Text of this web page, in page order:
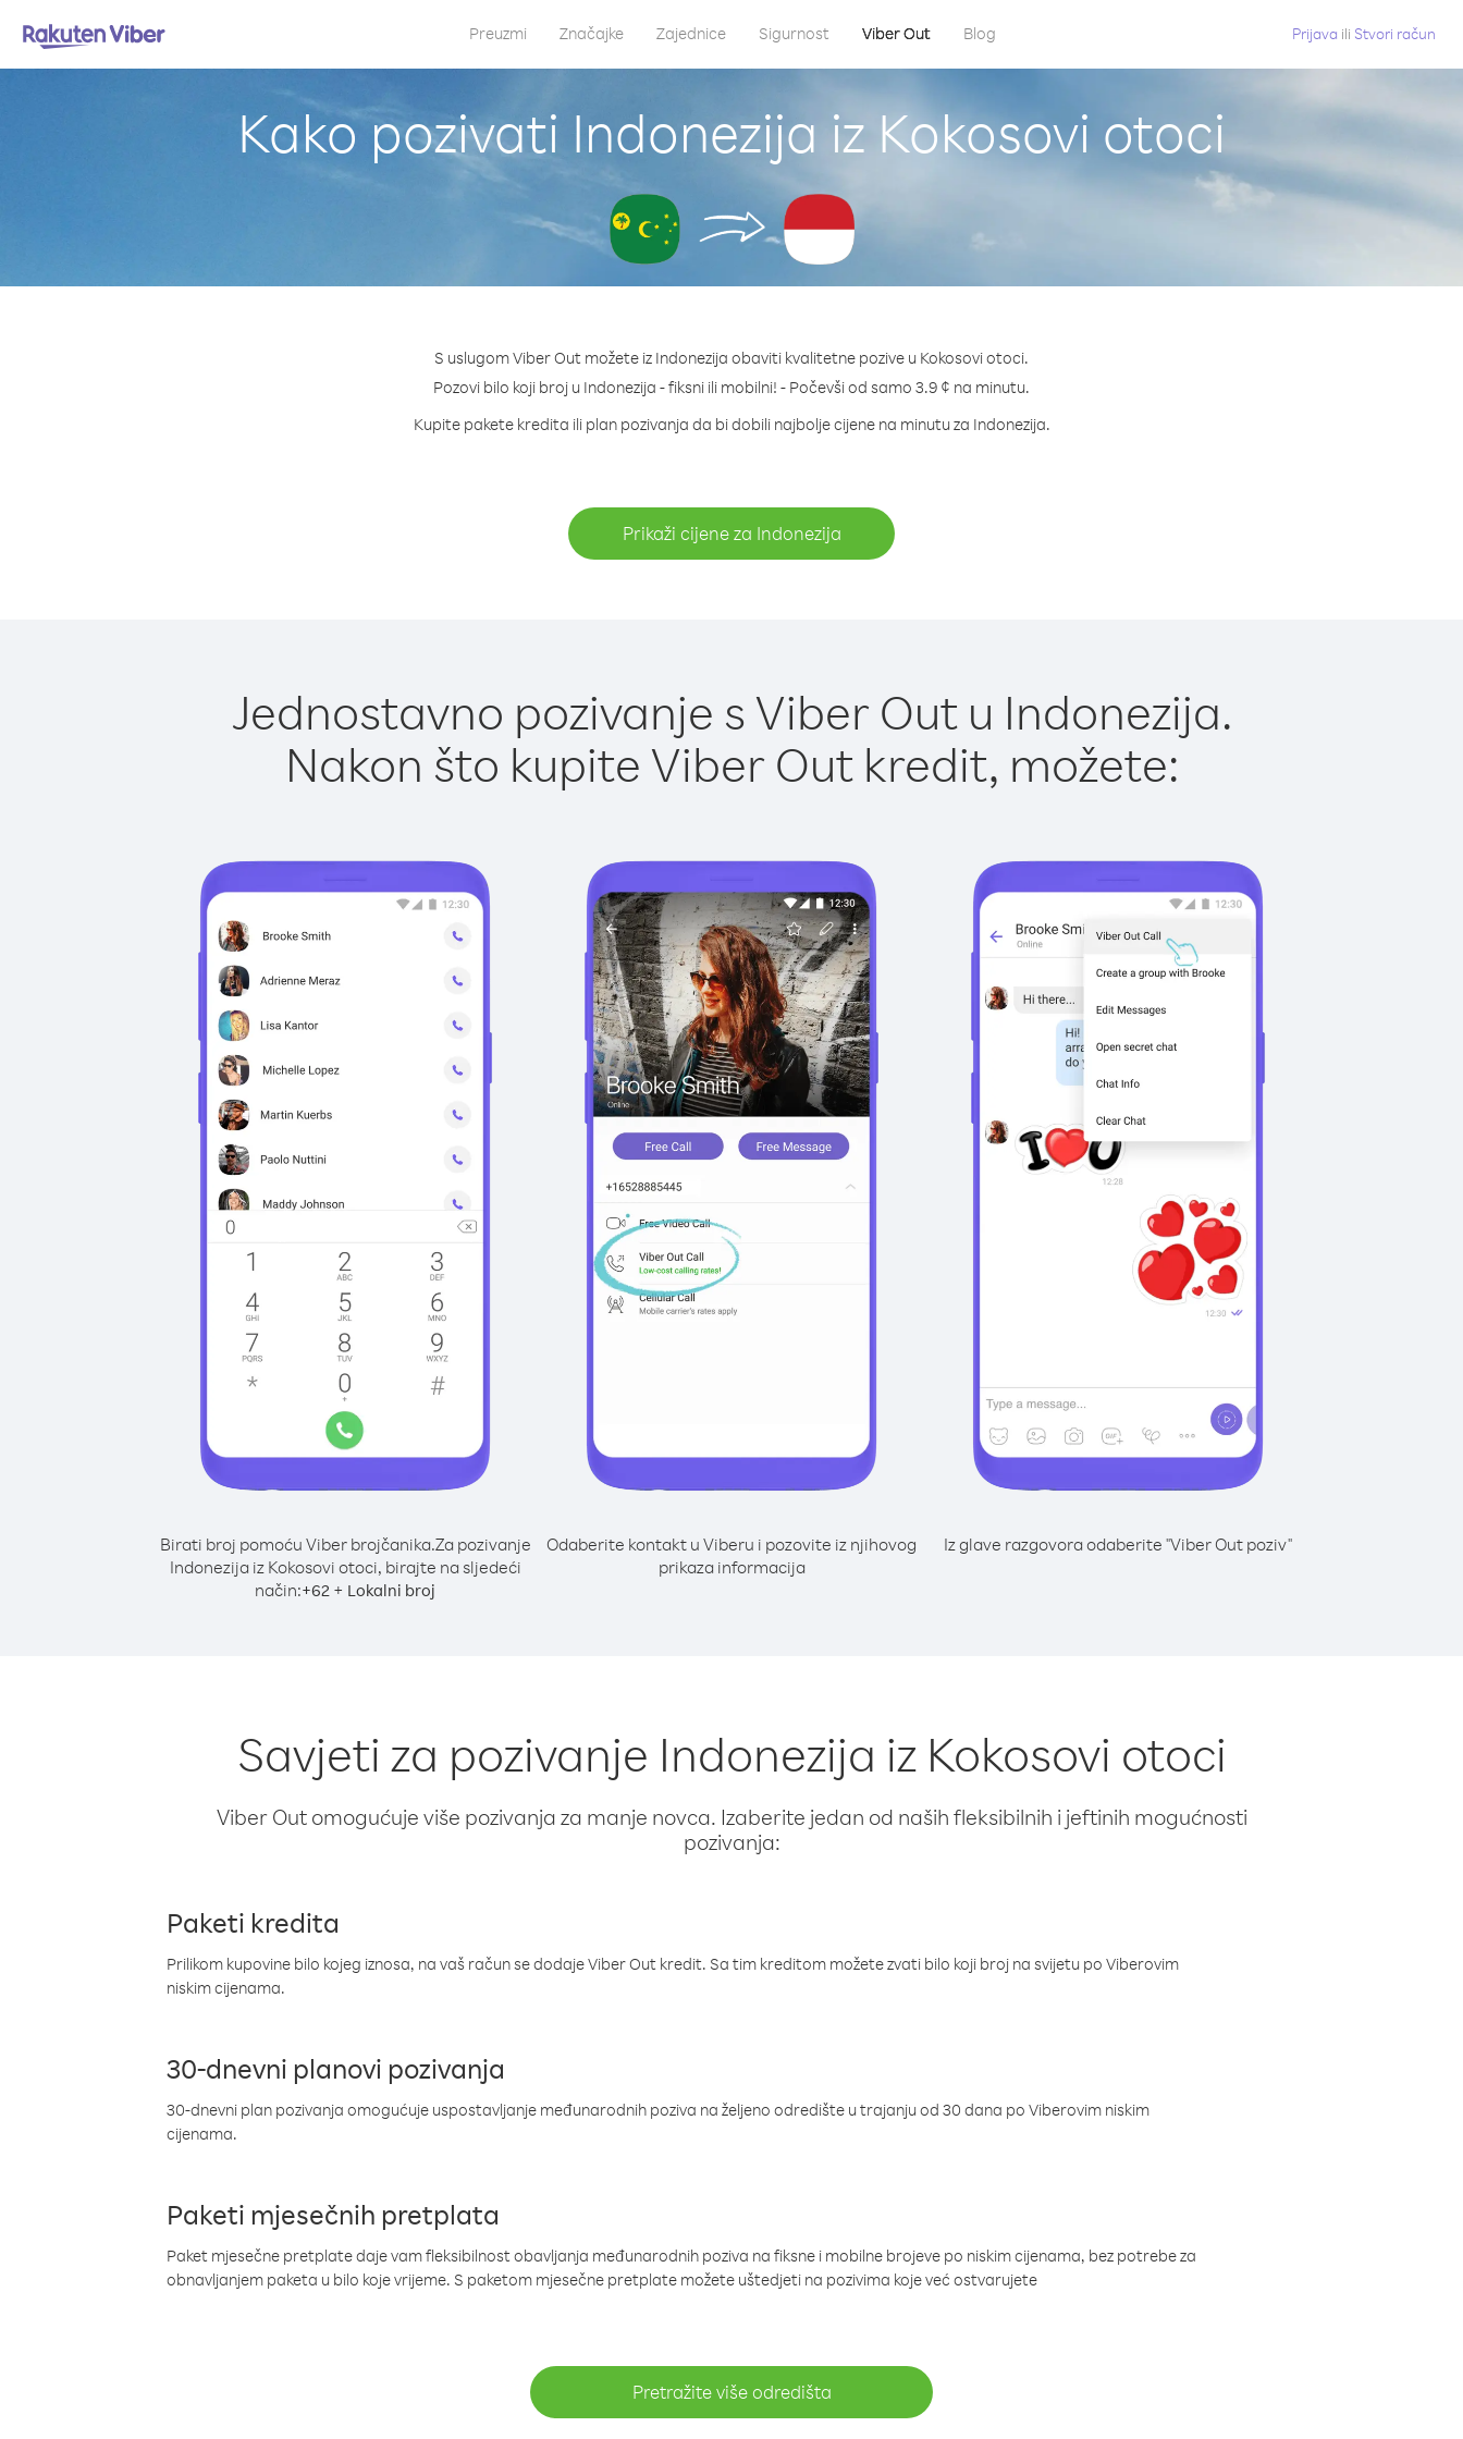
Preuzmi Značajke Zajednice Sigurnost Viber Out Blog Prijava ili Stvori račun
Kako pozivati Indonezija iz Kokosovi otoci
S uslugom Viber Out možete iz Indonezija obaviti kvalitetne pozive u Kokosovi otoci.
Pozovi bilo koji broj u Indonezija - fiksni ili mobilni! - Počevši od samo 3.9 ¢ na minutu.
Kupite pakete kredita ili plan pozivanja da bi dobili najbolje cijene na minutu za Indonezija.
Prikaži cijene za Indonezija
Jednostavno pozivanje s Viber Out u Indonezija.
Nakon što kupite Viber Out kredit, možete:
Birati broj pomoću Viber brojčanika.Za pozivanje
Indonezija iz Kokosovi otoci, birajte na sljedeći
način:+62 + Lokalni broj
Odaberite kontakt u Viberu i pozovite iz njihovog
prikaza informacija
Iz glave razgovora odaberite "Viber Out poziv"
Savjeti za pozivanje Indonezija iz Kokosovi otoci
Viber Out omogućuje više pozivanja za manje novca. Izaberite jedan od naših fleksibilnih i jeftinih mogućnosti
pozivanja:
Paketi kredita
Prilikom kupovine bilo kojeg iznosa, na vaš račun se dodaje Viber Out kredit. Sa tim kreditom možete zvati bilo koji broj na svijetu po Viberovim
niskim cijenama.
30-dnevni planovi pozivanja
30-dnevni plan pozivanja omogućuje uspostavljanje međunarodnih poziva na željeno odredište u trajanju od 30 dana po Viberovim niskim
cijenama.
Paketi mjesečnih pretplata
Paket mjesečne pretplate daje vam fleksibilnost obavljanja međunarodnih poziva na fiksne i mobilne brojeve po niskim cijenama, bez potrebe za
obnavljanjem paketa u bilo koje vrijeme. S paketom mjesečne pretplate možete uštedjeti na pozivima koje već ostvarujete
Pretražite više odredišta